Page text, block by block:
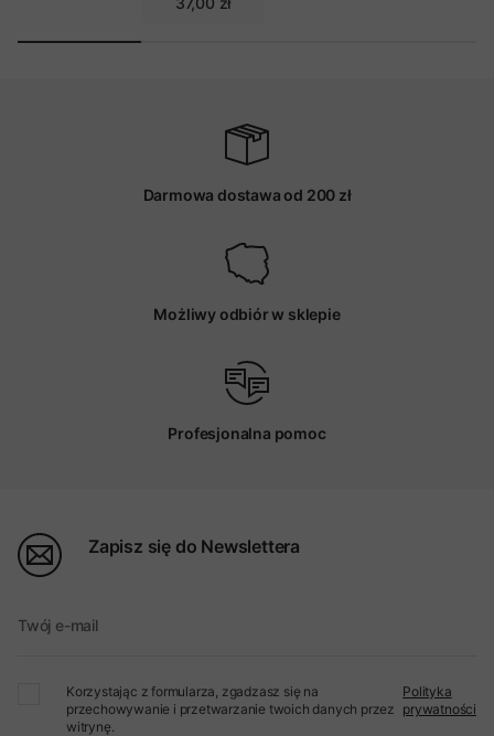
Darmowa dostawa od 200 zł
Możliwy odbiór w sklepie
Profesjonalna pomoc
Zapisz się do Newslettera
Twój e-mail
Korzystając z formularza, zgadzasz się na
przechowywanie i przetwarzanie twoich danych przez
witrynę.
Polityka
prywatności